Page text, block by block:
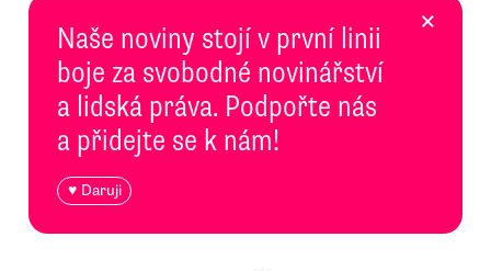
Naše noviny stojí v první linii
boje za svobodné novinářství
a lidská práva. Podpořte nás
a přidejte se k nám!
♥ Daruji
×